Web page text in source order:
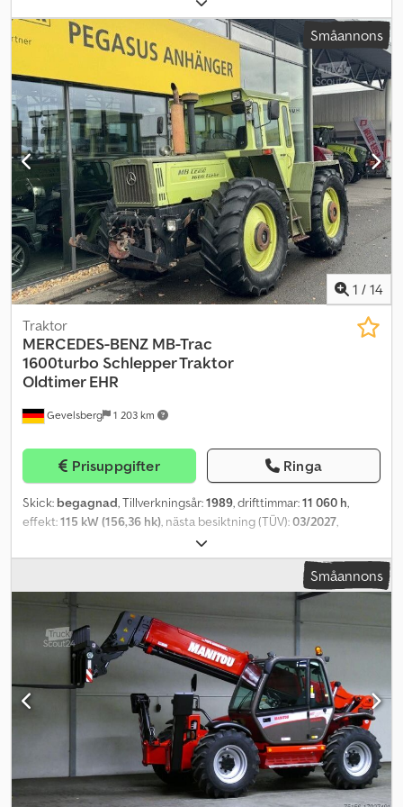
Eishaea Motor Perkins, 135 hk Max hastighet: 40 km/h
Däckdimensioner bak: 600/65 R38, fram: 480/65 R28 Vikt: 5400 kg
Höjd: 2790 mm/279 cm Bredd: 2010 mm/201 cm Längd: 4810
mm/481 cm PTO: 540/1000 3 par hydrauliska snabbkopplingar
Hydraulisk anslutning för släpvagnsbromsar Eluttag för
släpvagnsbelysning Gramer släpvagnsfäste Hydrac EK 2500XL
frontlastare Hydraulpumpflöde: 110 l/min
Småannons
1 / 14
Gevelsberg 1 203 km
Traktor
MERCEDES-BENZ MB-Trac
1600turbo Schlepper Traktor
Oldtimer EHR
Prisuppgifter Ringa
Skick: begagnad, Tillverkningsår:1989, drifttimmar:11 060 h,
effekt:115 kW (156,36 hk), nästa besiktning (TÜV):03/2027,
frontlyft, fyrhjulsdrift, hytt
märkning (veteranfordon) * Traktor * Dragare * Veterantraktor *
Elektronisk höjdreglering (EHR) * 40 km/h maxhastighet * 2:a
ägaren * Modellserie: 443.166 * Första registrering: 27.10.1989 * 11
060 drifttimmar * Totalvikt: 10 000 kg * Tjänstevikt: 6 300 kg *
Totala mått: 4 730 mm x 2 480 mm x 2 950 mm * Motor: OM 366A *
115 kW / 2 400 v/min * 5 917 cm³ slagvolym * 6-cylindrig
dieselmotor * Avgassturbo * Vattenkyld * Helsynkroniserad
växellåda * Med integrerad framhjulsdrift * Alla 16 växlar kan köras
framåt och bakåt * Vändväxel * Yttre planetväxlar med
differentialspärr * Hydraulisk servostyrning * Hydrauliska
fyrhjulstrumbromsar * Kraftuttag bak: 540/1000 * Kraftuttag fram:
1000 * Främre trepunktslyft * Bakre trepunktslyft * Fronthydraulik
* Bakhydraulik * 3 dubbelverkande hydraulventiler bak * 3
Småannons